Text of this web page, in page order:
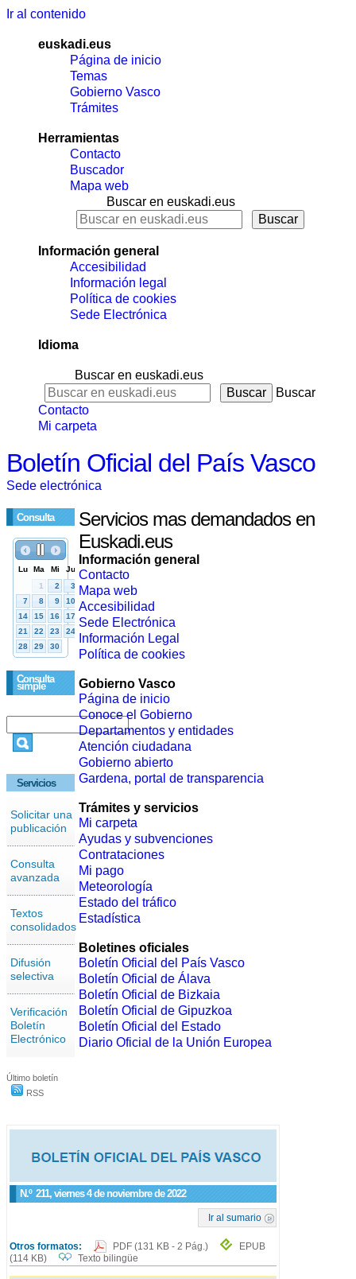
Ir al contenido
euskadi.eus
Página de inicio
Temas
Gobierno Vasco
Trámites
Herramientas
Contacto
Buscador
Mapa web
Buscar en euskadi.eus
Información general
Accesibilidad
Información legal
Política de cookies
Sede Electrónica
Idioma
Buscar en euskadi.eus
Buscar
Contacto
Mi carpeta
Boletín Oficial del País Vasco
Sede electrónica
Consulta
Consulta
simple
Servicios
Solicitar una
publicación
Consulta
avanzada
Textos
consolidados
Difusión
selectiva
Verificación
Boletín
Electrónico
Último boletín
RSS
N.º 211, viernes 4 de noviembre de 2022
Ir al sumario
Otros formatos: PDF (131 KB - 2 Pág.)
EPUB
(114 KB)
Texto bilingüe
Servicios mas demandados en
Euskadi.eus
Información general
Contacto
Mapa web
Accesibilidad
Sede Electrónica
Información Legal
Política de cookies
Gobierno Vasco
Página de inicio
Conoce el Gobierno
Departamentos y entidades
Atención ciudadana
Gobierno abierto
Gardena, portal de transparencia
Trámites y servicios
Mi carpeta
Ayudas y subvenciones
Contrataciones
Mi pago
Meteorología
Estado del tráfico
Estadística
Boletines oficiales
Boletín Oficial del País Vasco
Boletín Oficial de Álava
Boletín Oficial de Bizkaia
Boletín Oficial de Gipuzkoa
Boletín Oficial del Estado
Diario Oficial de la Unión Europea